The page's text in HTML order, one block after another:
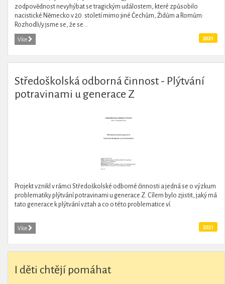
zodpovědnost nevyhýbat se tragickým událostem, které způsobilo
nacistické Německo v 20. století mimo jiné Čechům, Židům a Romům:
Rozhodli/y jsme se, že se...
Více 2021
Středoškolská odborná činnost - Plýtvání
potravinami u generace Z
Projekt vznikl v rámci Středoškolské odborné činnosti a jedná se o výzkum
problematiky plýtvání potravinami u generace Z. Cílem bylo zjistit, jaký má
tato generace k plýtvání vztah a co o této problematice ví.
Více 2021
I děti chtějí pomáhat